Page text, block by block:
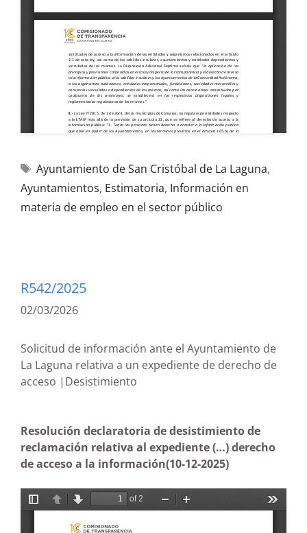
Ayuntamiento de San Cristóbal de La Laguna,
Ayuntamientos, Estimatoria, Información en
materia de empleo en el sector público
R542/2025
02/03/2026
Solicitud de información ante el Ayuntamiento de
La Laguna relativa a un expediente de derecho de
acceso |Desistimiento
Resolución declaratoria de desistimiento de
reclamación relativa al expediente (…) derecho
de acceso a la información(10-12-2025)